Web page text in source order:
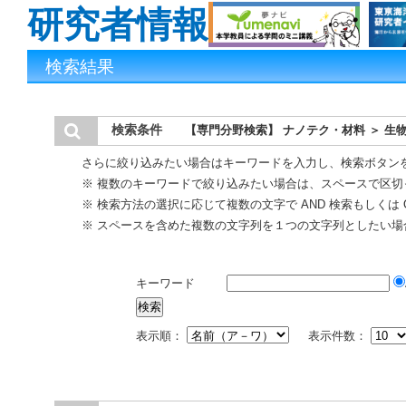
研究者情報
検索結果
検索条件 【専門分野検索】 ナノテク・材料 ＞ 生
さらに絞り込みたい場合はキーワードを入力し、検索ボタ
※ 複数のキーワードで絞り込みたい場合は、スペースで区
※ 検索方法の選択に応じて複数の文字で AND 検索もしくは
※ スペースを含めた複数の文字列を１つの文字列としたい
キーワード
表示順： 表示件数：